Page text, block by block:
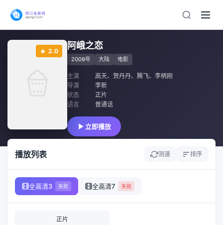
2.0
阿峨之恋
2009年 大陆 电影
主演 高天、 贺丹丹、 腾飞、 李柄刚
导演
李新
状态
正片
语言
普通话
立即播放
播放列表 测速 排序
全高清3 失败 全高清7 失败
正片